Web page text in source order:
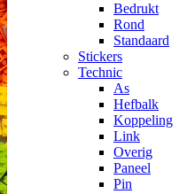
Bedrukt
Rond
Standaard
Stickers
Technic
As
Hefbalk
Koppeling
Link
Overig
Paneel
Pin